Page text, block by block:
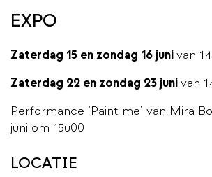
EXPO
Zaterdag 15 en zondag 16 junivan
Zaterdag 22 en zondag 23 junivan
Performance ‘Paint me’ van Mira
juni om 15u00
LOCATIE